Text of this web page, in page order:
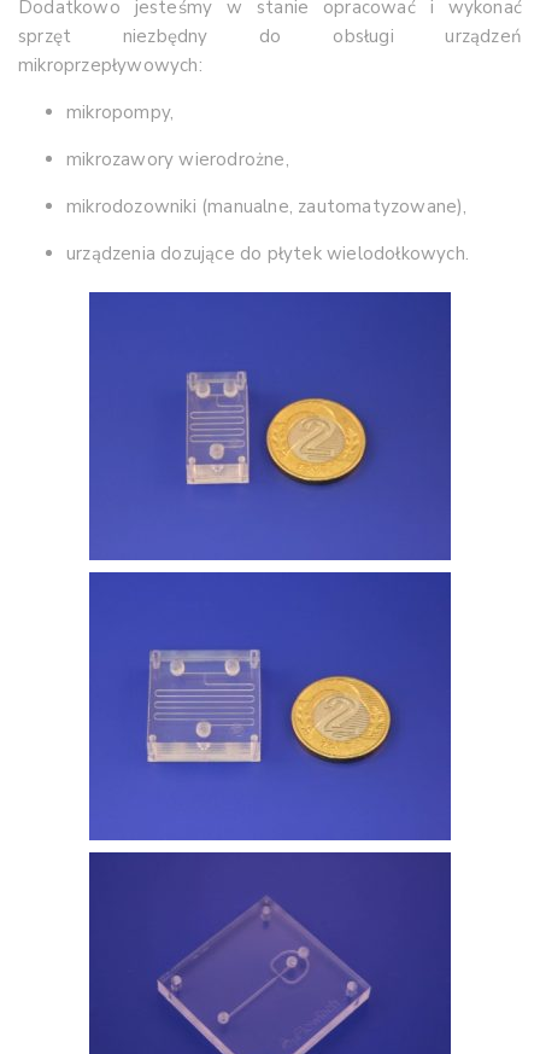
Dodatkowo jesteśmy w stanie opracować i wykonać
sprzęt niezbędny do obsługi urządzeń
mikroprzepływowych:
mikropompy,
mikrozawory wierodrożne,
mikrodozowniki (manualne, zautomatyzowane),
urządzenia dozujące do płytek wielodołkowych.